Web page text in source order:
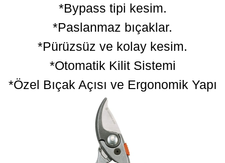
*Bypass tipi kesim.
*Paslanmaz bıçaklar.
*Pürüzsüz ve kolay kesim.
*Otomatik Kilit Sistemi
*Özel Bıçak Açısı ve Ergonomik Yapı